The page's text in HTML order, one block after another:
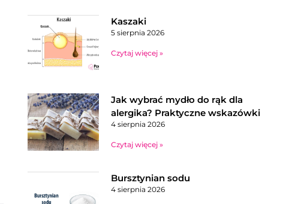
Kaszaki
5 sierpnia 2026
Czytaj więcej »
Jak wybrać mydło do rąk dla
alergika? Praktyczne wskazówki
4 sierpnia 2026
Czytaj więcej »
Bursztynian sodu
4 sierpnia 2026